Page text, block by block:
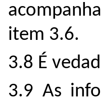
item 3.6.
3.8 É
3.9 As